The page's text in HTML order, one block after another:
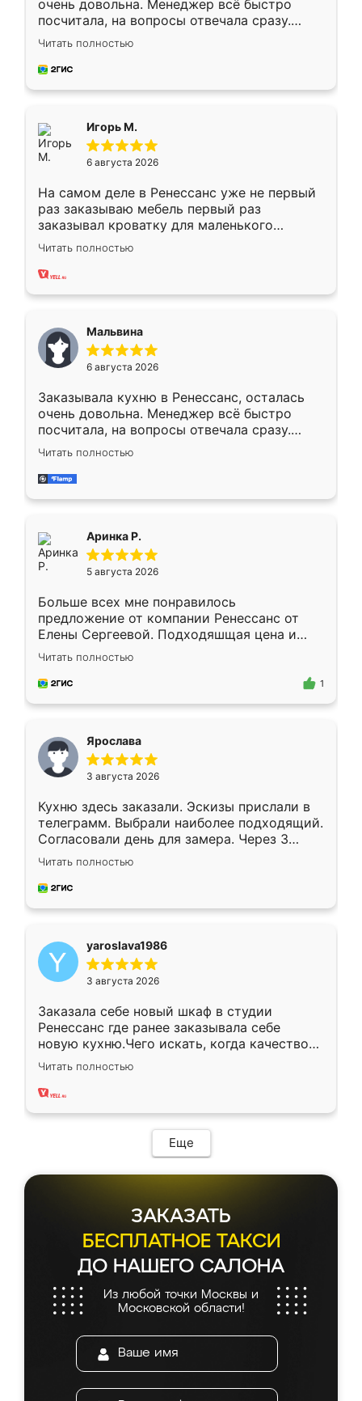
очень довольна. Менеджер всё быстро
посчитала, на вопросы отвечала сразу.
Замерщик приехал в субботу, подошёл к
делу со всей ответственностью. Собрали
за день, ребята работали аккуратно, даже
Читать полностью
Игорь М.
6 августа 2026
На самом деле в Ренессанс уже не первый
раз заказываю мебель первый раз
заказывал кроватку для маленького
ребёнка при его рождении ,во второй раз
заказал шкаф-купе. По качеству очень
хорошее сборка достаточно быстрая,
меньше, здесь же он более разнообразный.
Мне нравится ,если что-то потребуется из
мебели буду заказывать только здесь.
Читать полностью
Мальвина
6 августа 2026
Заказывала кухню в Ренессанс, осталась
очень довольна. Менеджер всё быстро
посчитала, на вопросы отвечала сразу.
Замерщик приехал в субботу, подошёл к
делу со всей ответственностью. Собрали
за день, ребята работали аккуратно, даже
Читать полностью
Аринка Р.
5 августа 2026
Больше всех мне понравилось
предложение от компании Ренессанс от
Елены Сергеевой. Подходяшщая цена и
короткие сроки изготовления. Приехавший
для замера сотрудник Владислав
предложил по моему эскизу самый
Читать полностью
1
Ярослава
3 августа 2026
Кухню здесь заказали. Эскизы прислали в
телеграмм. Выбрали наиболее подходящий.
Согласовали день для замера. Через 3
недели кухня была уже готова. Остались
довольны работой. Спасибо Ренессанс
мебель за качественную работу!
Читать полностью
yaroslava1986
3 августа 2026
Заказала себе новый шкаф в студии
Ренессанс где ранее заказывала себе
новую кухню.Чего искать, когда качеством
вполне довольна. Служит кухня уже почти
два года, нареканий нет.
Читать полностью
Еще
ЗАКАЗАТЬ
БЕСПЛАТНОЕ ТАКСИ
ДО НАШЕГО САЛОНА
Из любой точки Москвы и
Московской области!